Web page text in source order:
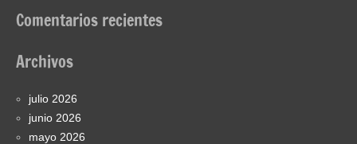
Comentarios recientes
Archivos
julio 2026
junio 2026
mayo 2026